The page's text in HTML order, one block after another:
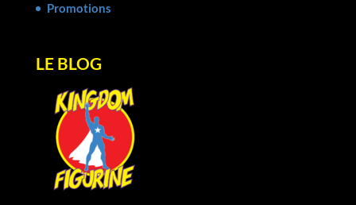
Promotions
LE BLOG